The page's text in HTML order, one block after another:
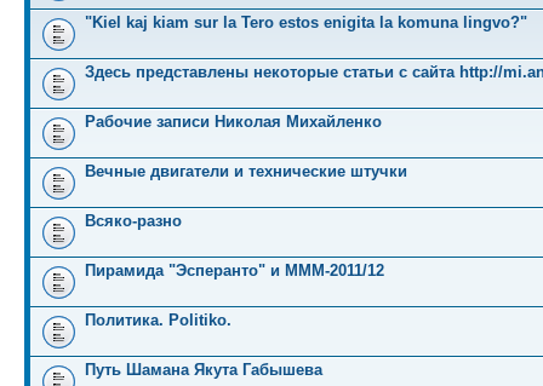
"Kiel kaj kiam sur la Tero estos enigita la komuna lingvo?"
Здесь представлены некоторые статьи с сайта http://
Рабочие записи Николая Михайленко
Вечные двигатели и технические штучки
Всяко-разно
Пирамида "Эсперанто" и MMM-2011/12
Политика. Politiko.
Путь Шамана Якута Габышева